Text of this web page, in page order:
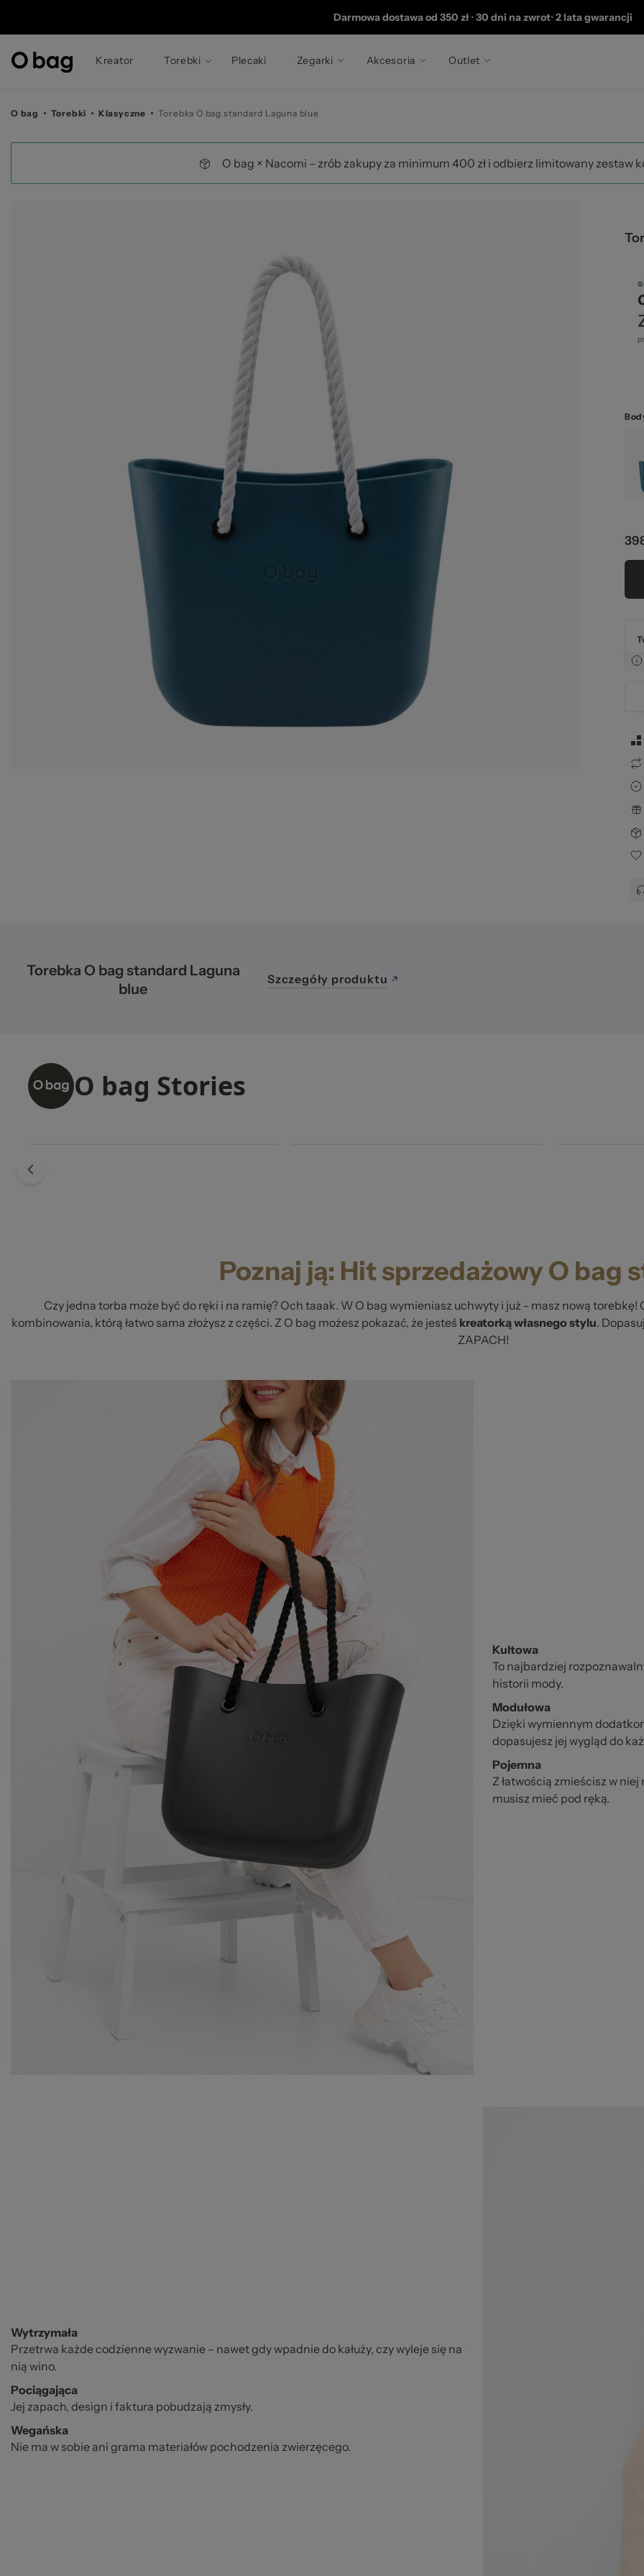
©
Darmowa dostawa od 350 zł •30 dni na zwrot•2 lata gwarancji
Kreator Torebki Plecaki Zegarki Akcesoria Outlet
O bag Torebki Klasyczne Torebka O bag standard Laguna blue
O bag × Nacomi – zrób zakupy za minimum 400 zł i odbierz limitowany zestaw
Poznaj ją: Hit sprzedażowy O bag
Czy jedna torba może być do ręki i na ramię? Och taaak. W O bag wymieniasz uchwyty i już - masz nową torebkę!
kombinowania, którą łatwo sama złożysz z części. Z O bag możesz pokazać, że jesteś kreatorką własnego stylu.
ZAPACH!
Kultowa
To najbardziej
historii mody.
Modułowa
Dzięki wymiennym
dopasujesz jej wygląd do
Pojemna
Z łatwością zmieścisz w
musisz mieć pod ręką.
Wytrzymała
Przetrwa każde codzienne wyzwanie – nawet gdy wpadnie do kałuży, czy wyleje się na
nią wino.
Pociągająca
Jej zapach, design i faktura pobudzają zmysły.
Wegańska
Nie ma w sobie ani grama materiałów pochodzenia zwierzęcego.
Torebka O bag standard Laguna
blue
Szczegóły produktu